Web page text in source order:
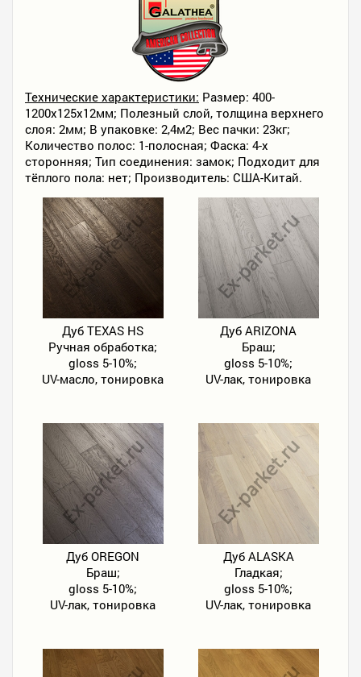
Технические характеристики: Размер: 400-
1200х125х12мм; Полезный слой, толщина верхнего
слоя: 2мм; В упаковке: 2,4м2; Вес пачки: 23кг;
Количество полос: 1-полосная; Фаска: 4-х
сторонняя; Тип соединения: замок; Подходит для
тёплого пола: нет; Производитель: США-Китай.
Дуб TEXAS HS
Ручная обработка;
gloss 5-10%;
UV-масло, тонировка
Дуб ARIZONA
Браш;
gloss 5-10%;
UV-лак, тонировка
Дуб OREGON
Браш;
gloss 5-10%;
UV-лак, тонировка
Дуб ALASKA
Гладкая;
gloss 5-10%;
UV-лак, тонировка